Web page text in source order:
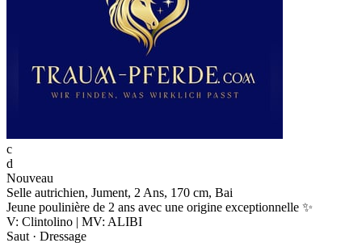
c
d
Nouveau
Selle autrichien, Jument, 2 Ans, 170 cm, Bai
Jeune poulinière de 2 ans avec une origine exceptionnelle ✨
V: Clintolino | MV: ALIBI
Saut · Dressage